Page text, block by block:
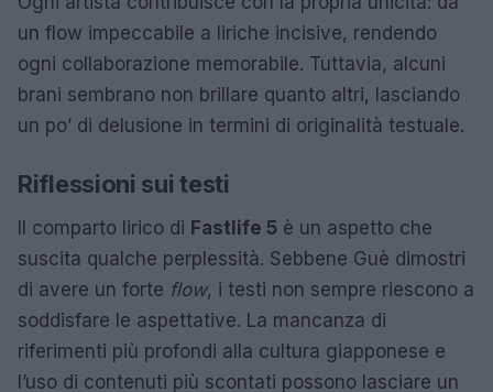
un flow impeccabile a liriche incisive, rendendo
ogni collaborazione memorabile. Tuttavia, alcuni
brani sembrano non brillare quanto altri, lasciando
un po’ di delusione in termini di originalità testuale.
Riflessioni sui testi
Il comparto lirico di Fastlife 5 è un aspetto che
suscita qualche perplessità. Sebbene Guè dimostri
di avere un forte flow, i testi non sempre riescono a
soddisfare le aspettative. La mancanza di
riferimenti più profondi alla cultura giapponese e
l’uso di contenuti più scontati possono lasciare un